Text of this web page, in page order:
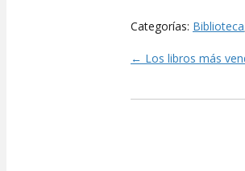
Categorías: Biblioteca
Posts
← Los libros más